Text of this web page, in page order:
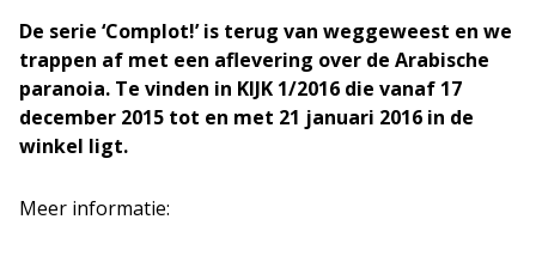
De serie ‘Complot!’ is terug van weggeweest en we
trappen af met een aflevering over de Arabische
paranoia. Te vinden in KIJK 1/2016 die vanaf 17
december 2015 tot en met 21 januari 2016 in de
winkel ligt.
Meer informatie: